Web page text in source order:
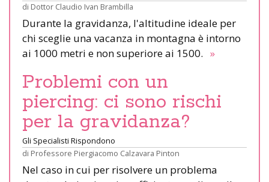
di Dottor Claudio Ivan Brambilla
Durante la gravidanza, l'altitudine ideale per
chi sceglie una vacanza in montagna è intorno
ai 1000 metri e non superiore ai 1500. »
Problemi con un
piercing: ci sono rischi
per la gravidanza?
Gli Specialisti Rispondono
di Professore Piergiacomo Calzavara Pinton
Nel caso in cui per risolvere un problema